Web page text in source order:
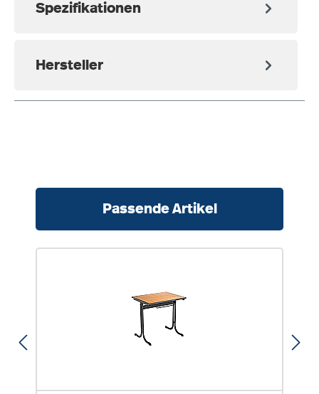
Spezifikationen
Hersteller
Passende Artikel